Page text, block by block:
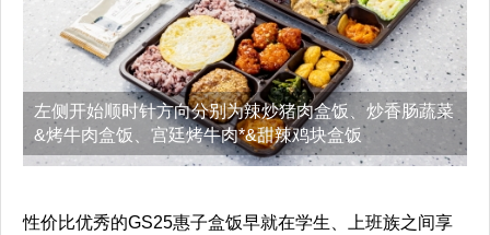
左侧开始顺时针方向分别为辣炒猪肉盒饭、炒香肠蔬菜
&烤牛肉盒饭、宫廷烤牛肉*&甜辣鸡块盒饭
性价比优秀的GS25惠子盒饭早就在学生、上班族之间享